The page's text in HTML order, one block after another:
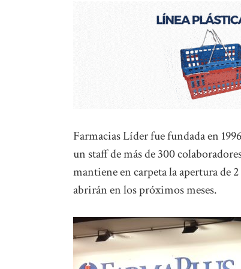
Farmacias Líder fue fundada en
un staff de más de 300
mantiene en carpeta la apertura de
abrirán en los próximos meses.